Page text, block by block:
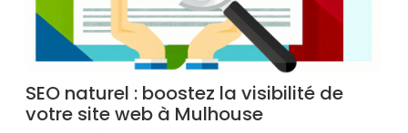
SEO naturel : boostez la visibilité de
votre site web à Mulhouse